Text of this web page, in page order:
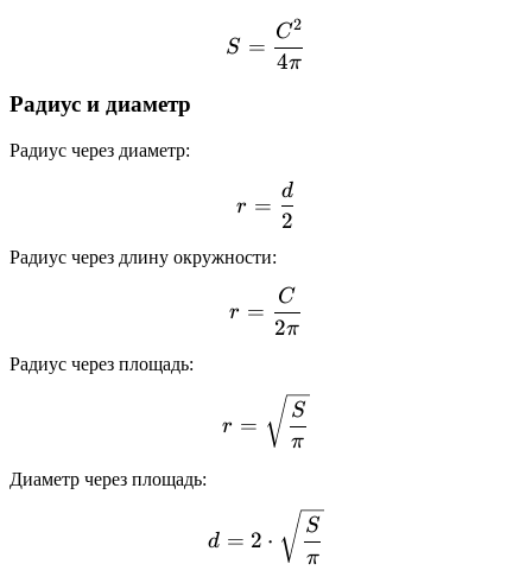
S = \frac{C^2}{4\pi}
S =
4π
C2
Радиус и диаметр
Радиус через диаметр:
r = \frac{d}{2}
r =
2
d
Радиус через длину окружности:
r = \frac{C}{2\pi}
r =
2π
C
Радиус через площадь:
r = \sqrt{\frac{S}{\pi}}
r =
π
S
Диаметр через площадь:
d = 2 \cdot
d = 2 ⋅
π
S